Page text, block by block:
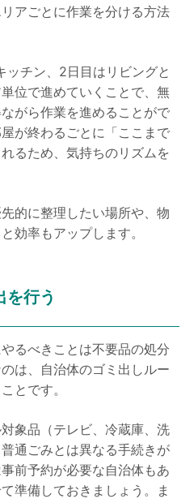
アごとに作業を分ける方法
ッチン、2日目はリビングと
位で進めていくことで、無
がら作業を進めることがで
が終わるごとに「ここまで
るため、気持ちのリズムを
的に整理したい場所や、物
効率もアップします。
を行う
るべきことは不要品の処分
は、自治体のゴミ出しルー
とです。
象品（テレビ、冷蔵庫、洗
通ごみとは異なる手続きが
前予約が必要な自治体もあ
準備しておきましょう。ま